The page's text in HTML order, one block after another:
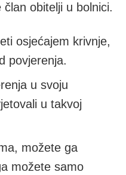
obitelji u bolnici.
osjećajem krivnje,
povjerenja.
u svoju
u takvoj
možete ga
možete samo